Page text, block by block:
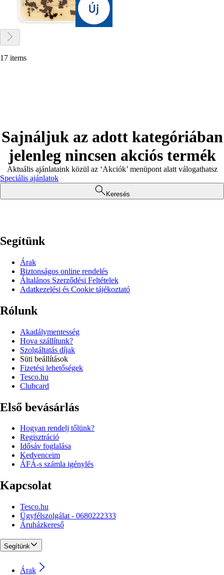
17 items
Sajnáljuk az adott kategóriában
jelenleg nincsen akciós termék
Aktuális ajánlataink közül az ‘Akciók’ menüpont alatt válogathatsz
Speciális ajánlatok
Keresés
Segítünk
Árak
Biztonságos online rendelés
Általános Szerződési Feltételek
Adatkezelési és Cookie tájékoztató
Rólunk
Akadálymentesség
Hova szállítunk?
Szolgáltatás díjak
Süti beállítások
Fizetési lehetőségek
Tesco.hu
Clubcard
Első bevásárlás
Hogyan rendelj tőlünk?
Regisztráció
Idősáv foglalása
Kedvenceim
ÁFÁ-s számla igénylés
Kapcsolat
Tesco.hu
Ügyfélszolgálat - 0680222333
Áruházkereső
Segítünk
Árak